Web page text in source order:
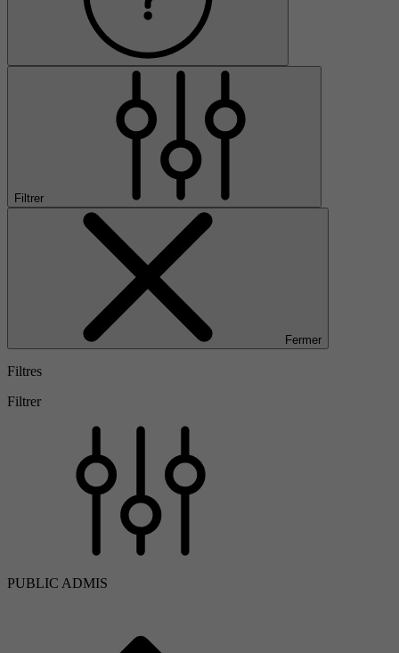
Filtrer
Fermer
Filtres
Filtrer
PUBLIC ADMIS